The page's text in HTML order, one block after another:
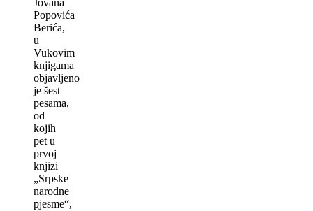
Popovića
Berića,
u
Vukovim
knjigama
objavlјeno
je šest
pesama,
od
kojih
pet u
prvoj
knjizi
„Srpske
narodne
pjesme“,